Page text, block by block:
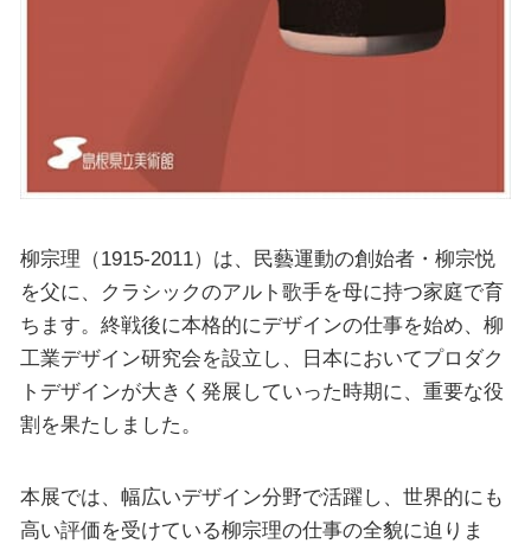
柳宗理（1915-2011）は、民藝運動の創始者・柳宗悦
を父に、クラシックのアルト歌手を母に持つ家庭で育
ちます。終戦後に本格的にデザインの仕事を始め、柳
工業デザイン研究会を設立し、日本においてプロダク
トデザインが大きく発展していった時期に、重要な役
割を果たしました。
本展では、幅広いデザイン分野で活躍し、世界的にも
高い評価を受けている柳宗理の仕事の全貌に迫りま